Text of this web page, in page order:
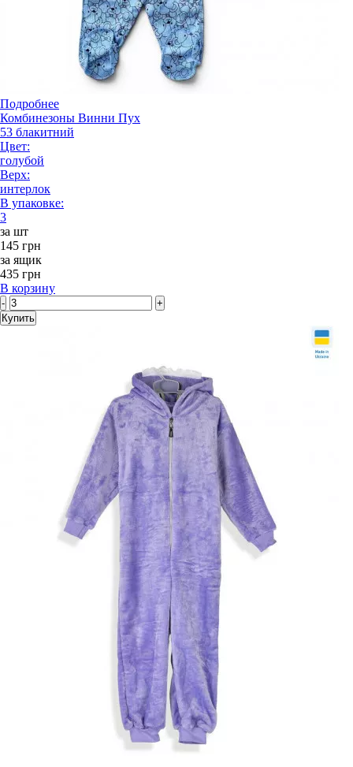
Подробнее
Комбинезоны Винни Пух
53 блакитний
Цвет:
голубой
Верх:
интерлок
В упаковке:
3
за шт
145 грн
за ящик
435 грн
В корзину
-
+
Купить